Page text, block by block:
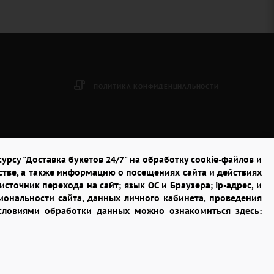
"Доставка букетов 24/7" на обработку cookie-файлов и
а также информацию о посещениях сайта и действиях
перехода на сайт; язык ОС и Браузера; ip-адрес, и
сайта, данных личного кабинета, проведения
обработки данных можно ознакомиться здесь: